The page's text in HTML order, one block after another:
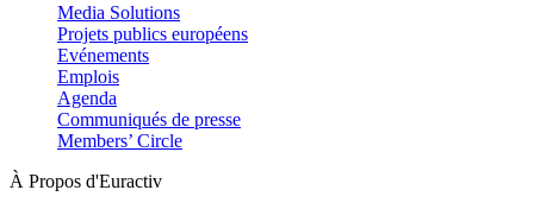
Media Solutions
Projets publics européens
Evénements
Emplois
Agenda
Communiqués de presse
Members’ Circle
À Propos d'Euractiv